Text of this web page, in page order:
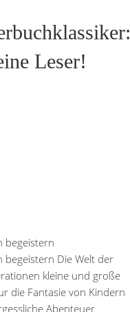
Leser!
begeistern
begeistern Die Welt der
kleine und große
die Fantasie von Kindern
Abenteuer